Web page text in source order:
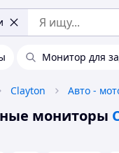
Монитор для
Clayton Авто -
мониторы